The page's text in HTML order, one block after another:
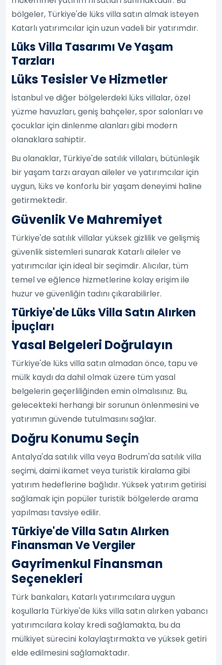
bölgeler, Türkiye'de lüks villa satın almak isteyen
Katarlı yatırımcılar için uzun vadeli bir yatırımdır.
Lüks Villa Tasarımı Ve Yaşam
Tarzları
Lüks Tesisler Ve Hizmetler
İstanbul ve diğer bölgelerdeki lüks villalar, özel
yüzme havuzları, geniş bahçeler, spor salonları ve
çocuklar için dinlenme alanları gibi modern
olanaklara sahiptir.
Bu olanaklar, Türkiye'de satılık villaları, bütünleşik
bir yaşam tarzı arayan aileler ve yatırımcılar için
uygun, lüks ve konforlu bir yaşam deneyimi haline
getirmektedir.
Güvenlik Ve Mahremiyet
Türkiye'de satılık villalar yüksek gizlilik ve gelişmiş
güvenlik sistemleri sunarak Katarlı aileler ve
yatırımcılar için ideal bir seçimdir. Alıcılar, tüm
temel ve eğlence hizmetlerine kolay erişim ile
huzur ve güvenliğin tadını çıkarabilirler.
Türkiye'de Lüks Villa Satın Alırken
İpuçları
Yasal Belgeleri Doğrulayın
Türkiye'de lüks villa satın almadan önce, tapu ve
mülk kaydı da dahil olmak üzere tüm yasal
belgelerin geçerliliğinden emin olmalısınız. Bu,
gelecekteki herhangi bir sorunun önlenmesini ve
yatırımın güvende tutulmasını sağlar.
Doğru Konumu Seçin
Antalya'da satılık villa veya Bodrum'da satılık villa
seçimi, daimi ikamet veya turistik kiralama gibi
yatırım hedeflerine bağlıdır. Yüksek yatırım getirisi
sağlamak için popüler turistik bölgelerde arama
yapılması tavsiye edilir.
Türkiye'de Villa Satın Alırken
Finansman Ve Vergiler
Gayrimenkul Finansman
Seçenekleri
Türk bankaları, Katarlı yatırımcılara uygun
koşullarla Türkiye'de lüks villa satın alırken yabancı
yatırımcılara kolay kredi sağlamakta, bu da
mülkiyet sürecini kolaylaştırmakta ve yüksek getiri
elde edilmesini sağlamaktadır.